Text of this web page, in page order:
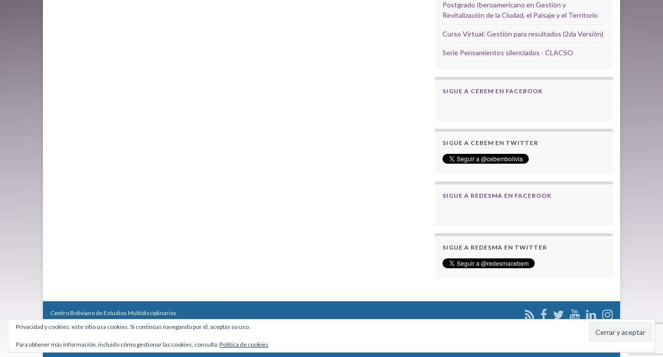
Postgrado Iberoamericano en Gestión y
Revitalización de la Ciudad, el Paisaje y el Territorio
Curso Virtual: Gestión para resultados (2da Versión)
Serie Pensamientos silenciados - CLACSO
SIGUE A CEBEM EN FACEBOOK
SIGUE A CEBEM EN TWITTER
SIGUE A REDESMA EN FACEBOOK
SIGUE A REDESMA EN TWITTER
Centro Boliviano de Estudios Multidisciplinarios
Calle Macario Pinilla # 2588 esq. Av. Arce, Edificio Arcadia, Mezzanine, Of. 101 - La Paz, Bolivia
Teléfono: +591 2431818 - Celular: +591 73027636
Hecho con
por Graphene Themes.
Privacidad y cookies: este sitio usa cookies. Si continúas navegando por él, aceptas su uso.
Para obtener más información, incluido cómo gestionar las cookies, consulta:Política de cookies